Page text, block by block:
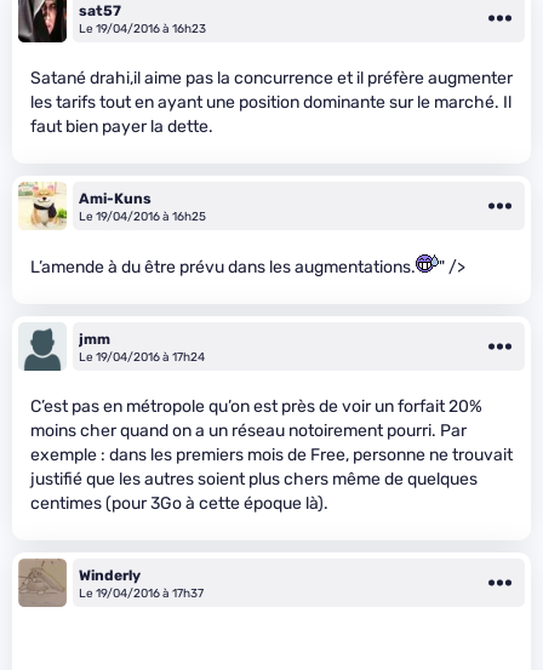
sat57
Le 19/04/2016 à 16h23
Satané drahi,il aime pas la concurrence et il préfère augmenter
les tarifs tout en ayant une position dominante sur le marché. Il
faut bien payer la dette.
Ami-Kuns
Le 19/04/2016 à 16h25
L’amende à du être prévu dans les augmentations. " />
jmm
Le 19/04/2016 à 17h24
C’est pas en métropole qu’on est près de voir un forfait 20%
moins cher quand on a un réseau notoirement pourri. Par
exemple : dans les premiers mois de Free, personne ne trouvait
justifié que les autres soient plus chers même de quelques
centimes (pour 3Go à cette époque là).
Winderly
Le 19/04/2016 à 17h37